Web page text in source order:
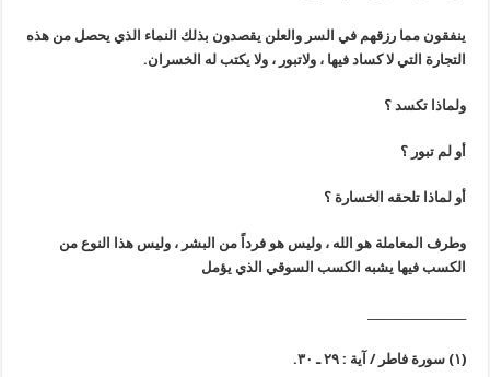
ينفقون مما رزقهم في السر والعلن يقصدون بذلك النماء الذي يحصل من هذه
التجارة التي لا كساد فيها ، ولاتبور ، ولا يكتب له الخسران.
ولماذا تكسد ؟
أو لم تبور ؟
أو لماذا تلحقه الخسارة ؟
وطرف المعاملة هو الله ، وليس هو فرداً من البشر ، وليس هذا النوع من
الكسب فيها يشبه الكسب السوقي الذي يؤمل
(١) سورة فاطر / آية : ٢٩ ـ ٣٠.